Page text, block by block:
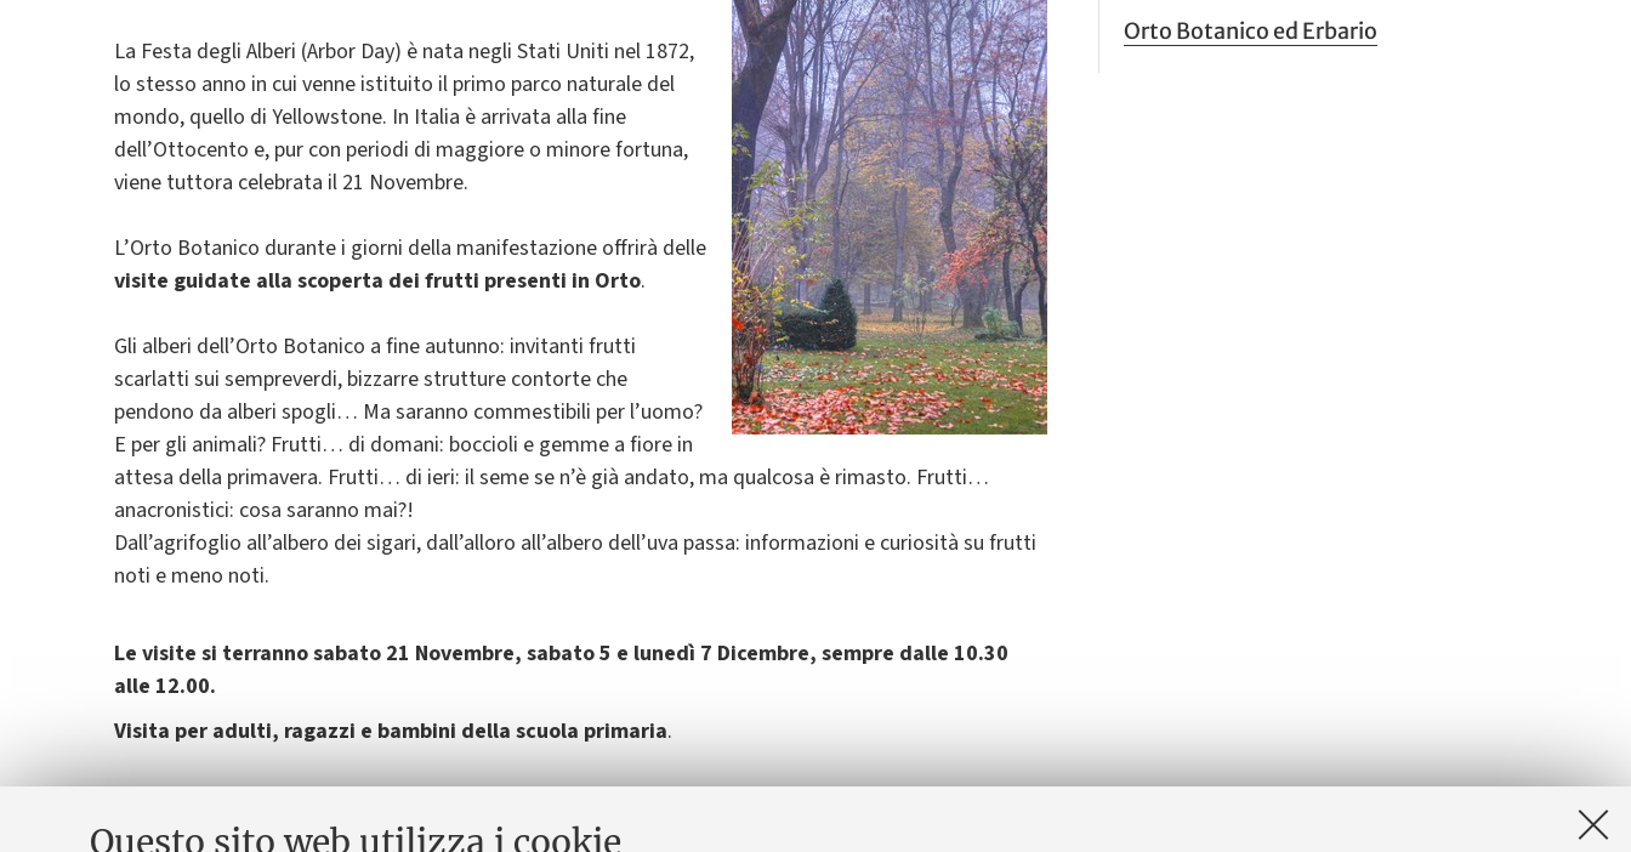
Questo sito web utilizza i cookie
La Festa degli Alberi (Arbor Day) è nata negli Stati Uniti nel 1872,
lo stesso anno in cui venne istituito il primo parco naturale del
mondo, quello di Yellowstone. In Italia è arrivata alla fine
dell’Ottocento e, pur con periodi di maggiore o minore fortuna,
viene tuttora celebrata il 21 Novembre.
L’Orto Botanico durante i giorni della manifestazione offrirà delle
visite guidate alla scoperta dei frutti presenti in Orto.
Gli alberi dell’Orto Botanico a fine autunno: invitanti frutti
scarlatti sui sempreverdi, bizzarre strutture contorte che
pendono da alberi spogli… Ma saranno commestibili per l’uomo?
E per gli animali? Frutti… di domani: boccioli e gemme a fiore in
attesa della primavera. Frutti… di ieri: il seme se n’è già andato, ma qualcosa è rimasto. Frutti…
anacronistici: cosa saranno mai?!
Dall’agrifoglio all’albero dei sigari, dall’alloro all’albero dell’uva passa: informazioni e curiosità su frutti
noti e meno noti.
Le visite si terranno sabato 21 Novembre, sabato 5 e lunedì 7 Dicembre, sempre dalle 10.30
alle 12.00.
Visita per adulti, ragazzi e bambini della scuola primaria.
In caso di forte maltempo può essere annullata, per informazioni
Orto Botanico ed Erbario